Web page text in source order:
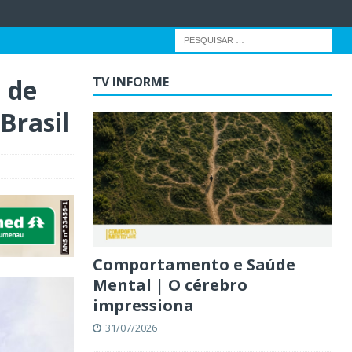
TV INFORME
Comportamento e Saúde
Mental | O cérebro
impressiona
31/07/2026